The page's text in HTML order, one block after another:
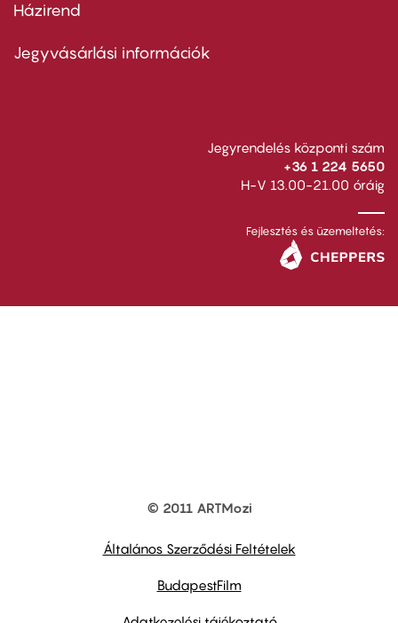
Footer
second
Házirend
Jegyvásárlási információk
Jegyrendelés központi szám
+36 1 224 5650
H-V 13.00-21.00 óráig
Fejlesztés és üzemeltetés:
© 2011 ARTMozi
Általános Szerződési Feltételek
BudapestFilm